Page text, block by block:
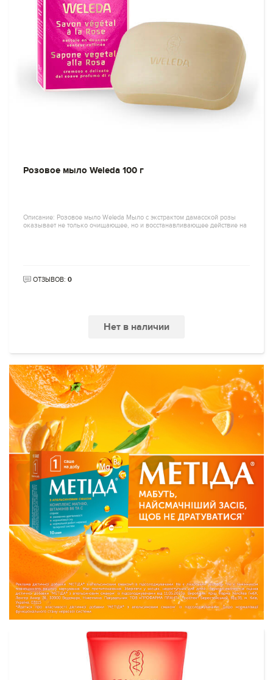
Розовое мыло Weleda 100 г
Описание: Розовое мыло Weleda Мыло с экстрактом дамасской розы
оказывает не только очищающее, но и восстанавливающее действие на
ОТЗЫВОВ: 0
Нет в наличии